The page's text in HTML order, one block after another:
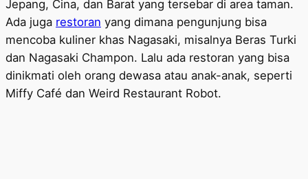
Jepang, Cina, dan Barat yang tersebar di area taman.
Ada juga restoran yang dimana pengunjung bisa
mencoba kuliner khas Nagasaki, misalnya Beras Turki
dan Nagasaki Champon. Lalu ada restoran yang bisa
dinikmati oleh orang dewasa atau anak-anak, seperti
Miffy Café dan Weird Restaurant Robot.